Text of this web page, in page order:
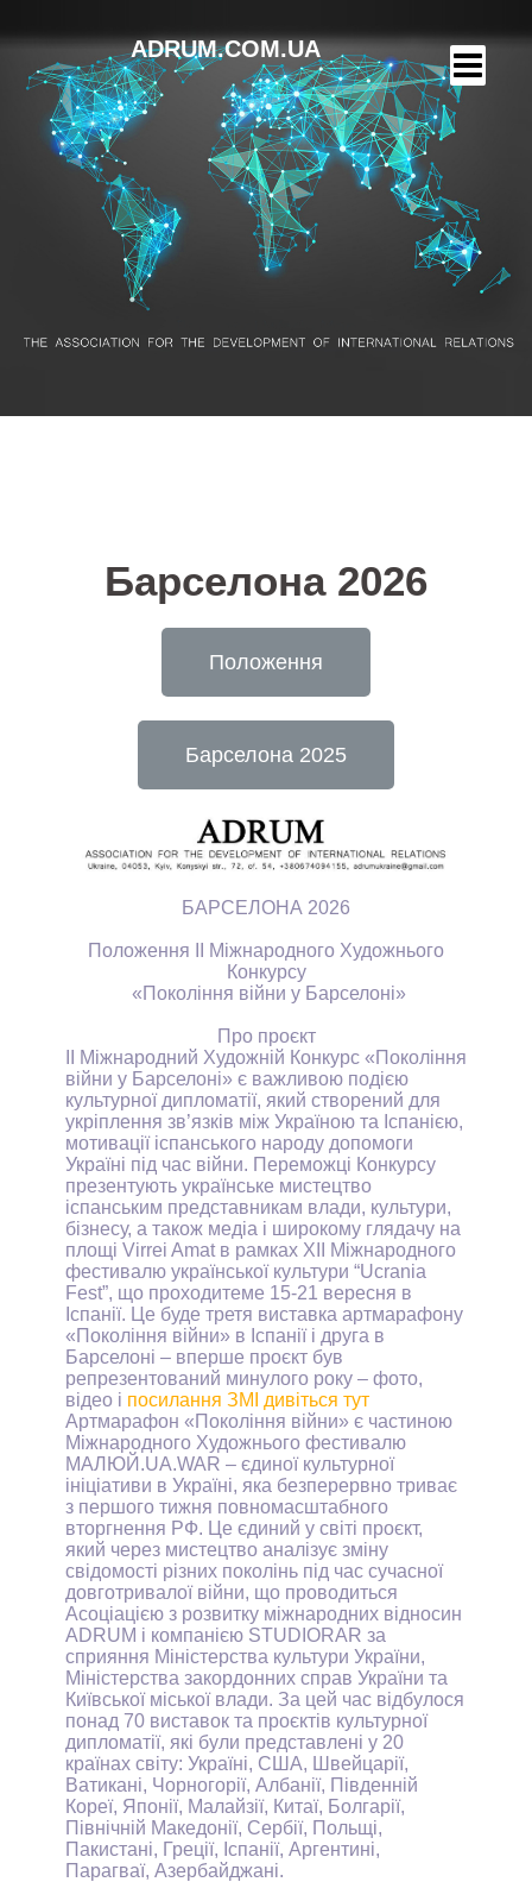
ADRUM.COM.UA
Барселона 2026
Положення
Барселона 2025
БАРСЕЛОНА 2026
Положення
Міжнародного Художнього
Конкурсу
«Покоління війни у Барселоні»
Про проєкт
Міжнародний Художній Конкурс «Покоління
війни у Барселоні» є важливою подією
культурної дипломатії, який створений для
укріплення зв’язків між Україною та Іспанією,
мотивації іспанського народу допомоги
Україні під час війни. Переможці Конкурсу
презентують українське мистецтво
іспанським представникам влади, культури,
бізнесу, а також медіа і широкому глядачу на
площі Virrei Amat в рамках XI
Міжнародного
фестивалю української культури “Ucrania
Fest”, що проходитеме 15-21 вересня в
Іспанії. Це буде третя виставка артмарафону
«Покоління війни» в Іспанії і друга в
Барселоні – вперше проєкт був
репрезентований минулого року – фото,
відео і посилання ЗМІ дивіться тут
Артмарафон «Покоління війни» є частиною
Міжнародного Художнього фестивалю
MAЛЮЙ.UA.WAR – єдиної культурної
ініціативи в Україні, яка безперервно триває
з першого тижня повномасштабного
вторгнення РФ. Це єдиний у світі проєкт,
який через мистецтво аналізує зміну
свідомості різних поколінь під час сучасної
довготривалої війни, що проводиться
Асоціацією з розвитку міжнародних відносин
ADRUM і компанією STUDIORAR за
сприяння Міністерства культури України,
Міністерства закордонних справ України та
Київської міської влади. За цей час відбулося
понад 70 виставок та проєктів культурної
дипломатії, які були представлені у 20
країнах світу: Україні, США, Швейцарії,
Ватикані, Чорногорії, Албанії, Південній
Кореї, Японії, Малайзії, Китаї, Болгарії,
Північній Македонії, Сербії, Польщі,
Пакистані, Греції, Іспанії, Аргентині,
Парагваї, Азербайджані.